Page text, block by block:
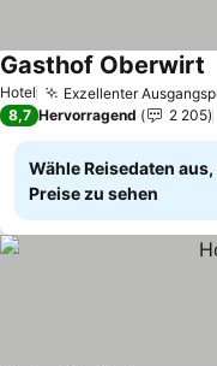
Hotel Exzellenter
Gasthof Oberwirt
8,7 Hervorragend 2 205
Wähle Reisedaten
Preise zu sehen